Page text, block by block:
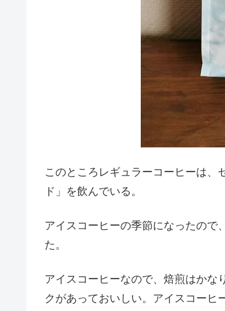
このところレギュラーコーヒーは、
ド」を飲んでいる。
アイスコーヒーの季節になったので
た。
アイスコーヒーなので、焙煎はかな
クがあっておいしい。アイスコーヒ